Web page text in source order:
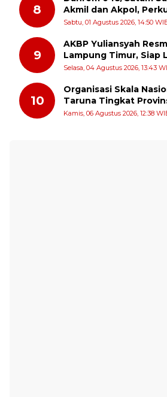
8
Akmil dan Akpol,
Pengabdian untuk
Sabtu, 01 Agustus 2026, 14:50
9
AKBP Yuliansyah
Lampung Timur, Siap
Gemilang AKBP Heti
Selasa, 04 Agustus 2026, 13:43
10
Organisasi Skala
Taruna Tingkat
Melakukan Temu
Kamis, 06 Agustus 2026, 12:38